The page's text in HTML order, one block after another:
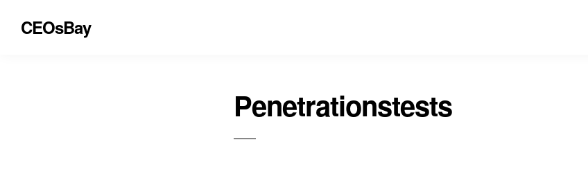
CEOsBay
Penetrationstests